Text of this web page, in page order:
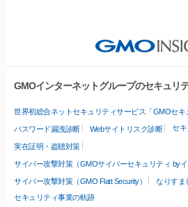
GMOインターネットグループのセキュリ
世界初総合ネットセキュリティサービス「GMOセキ
パスワード漏洩診断 Webサイトリスク診断 セキ
実在証明・盗聴対策
サイバー攻撃対策（GMOサイバーセキュリティ byイ
サイバー攻撃対策（GMO Flatt Security）
なりすま
セキュリティ事業の軌跡